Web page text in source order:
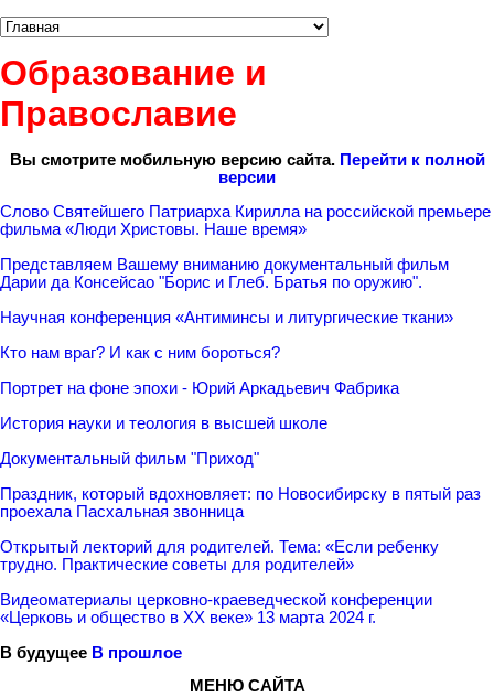
Образование и
Православие
Вы смотрите мобильную версию сайта. Перейти к полной
версии
Слово Святейшего Патриарха Кирилла на российской премьере
фильма «Люди Христовы. Наше время»
Представляем Вашему вниманию документальный фильм
Дарии да Консейсао "Борис и Глеб. Братья по оружию".
Научная конференция «Антиминсы и литургические ткани»
Кто нам враг? И как с ним бороться?
Портрет на фоне эпохи - Юрий Аркадьевич Фабрика
История науки и теология в высшей школе
Документальный фильм "Приход"
Праздник, который вдохновляет: по Новосибирску в пятый раз
проехала Пасхальная звонница
Открытый лекторий для родителей. Тема: «Если ребенку
трудно. Практические советы для родителей»
Видеоматериалы церковно-краеведческой конференции
«Церковь и общество в ХХ веке» 13 марта 2024 г.
В будущее В прошлое
МЕНЮ САЙТА